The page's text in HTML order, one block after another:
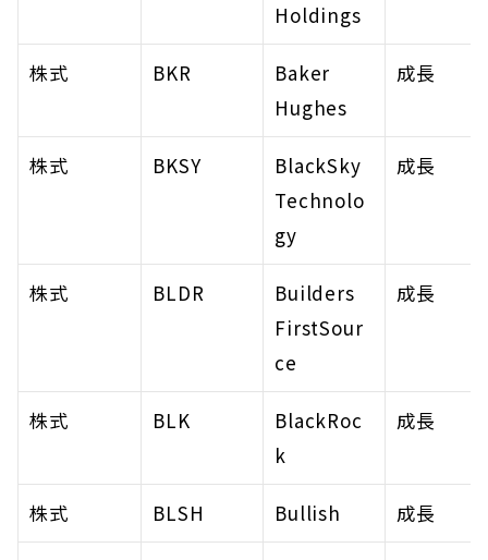
Holdings
株式 BKR
Baker
Hughes
成長
株式 BKSY
BlackSky
Technolo
gy
成長
株式 BLDR
Builders
FirstSour
ce
成長
株式 BLK
BlackRoc
k
成長
株式 BLSH Bullish 成長